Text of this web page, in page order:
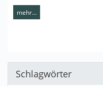
mehr…
Schlagwörter